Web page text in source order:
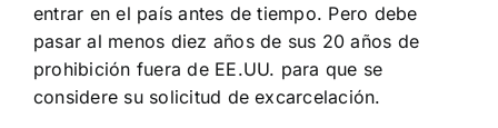
entrar en el país antes de tiempo. Pero debe
pasar al menos diez años de sus 20 años de
prohibición fuera de EE.UU. para que se
considere su solicitud de excarcelación.